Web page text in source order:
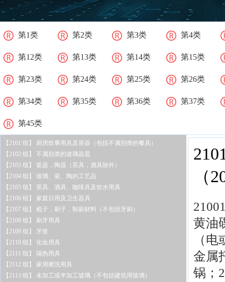
第1类 第2类 第3类 第4类
第12类 第13类 第14类 第15类
第23类 第24类 第25类 第26类
第34类 第35类 第36类 第37类
第45类
【2101 组】 厨房炊事用具及容器（包括不属别类的餐具）
【2102 组】 不属别类的玻璃器皿
【2103 组】 瓷器，陶器（茶具，酒具除外）
【2104 组】 玻璃、瓷、陶的工艺品
【2105 组】 茶具、酒具、咖啡具及饮水用具
【2106 组】 家庭日用及卫生器具
【2107 组】 梳子，刷子，制刷材料（不包括牙刷）
【2108 组】 刷牙用具
【2109 组】 牙签
【2110 组】 化妆用具
【2111 组】 隔热用具
【2112 组】 家用擦洗用具
【2113 组】 未加工或半加工玻璃（不包括建筑用玻璃）
（
黄油
（
金属
锅；